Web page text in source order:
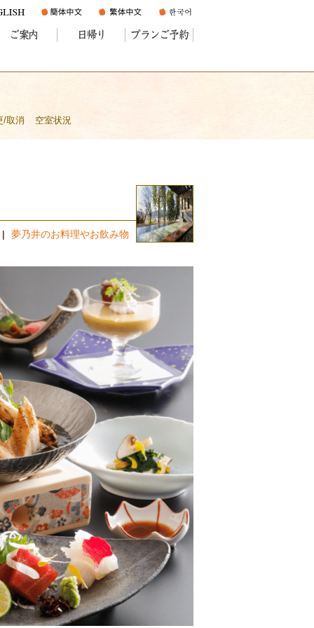
ご案内 日帰り プランご予約
/取消 空室状況
夢乃井のお料理やお飲み物